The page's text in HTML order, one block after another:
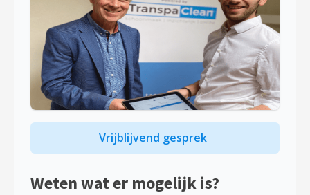
Vrijblijvend gesprek
Weten wat er mogelijk is?